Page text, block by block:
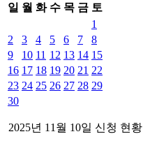
일 월 화 수 목 금 토
1
2
3 4 5 6 7
8
9
10 11 12 13 14 15
16 17 18 19 20 21 22
23 24 25 26 27 28 29
30
2025년 11 월 10일 신청 현황